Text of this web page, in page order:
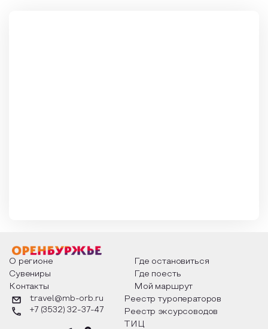
О регионе
Где остановиться
Сувениры
Где поесть
Контакты
Мой маршрут
travel@mb-orb.ru
+7 (3532) 32-37-47
Реестр туроператоров
Реестр эксурсоводов
ТИЦ